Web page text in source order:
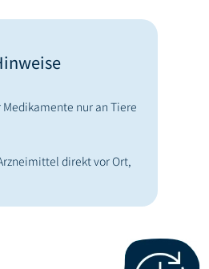
nur an Tiere
direkt vor Ort,